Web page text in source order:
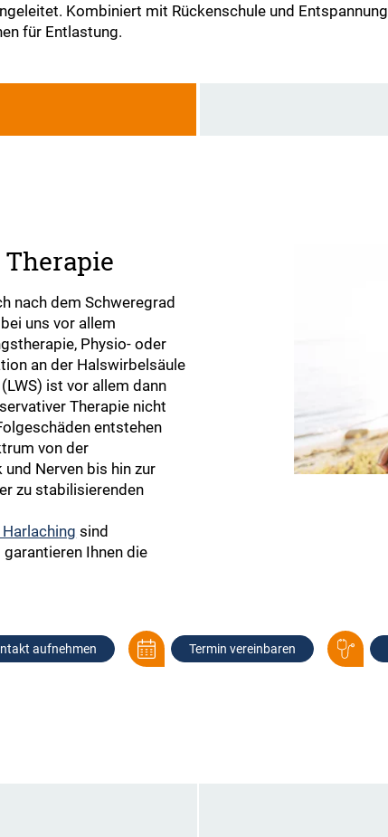
Kombiniert mit Rückenschule und
für Entlastung.
nach dem Schweregrad
uns vor allem
Physio- oder
an der Halswirbelsäule
ist vor allem dann
Therapie nicht
entstehen
von der
Nerven bis hin zur
zu stabilisierenden
sind
Ihnen die
aufnehmen Termin vereinbaren